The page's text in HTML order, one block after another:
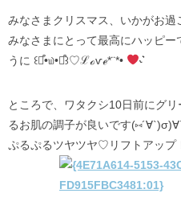
みなさまクリスマス、いかがお過
みなさまにとって最高にハッピー
うに ꒰๑͒•௰•๑͒꒱♡ℒℴѵℯ*¨*•
˞͛
ところで、ワタクシ10日前にグ
るお肌の調子が良いです
ぷるぷるツヤツヤ♡リフトアップ